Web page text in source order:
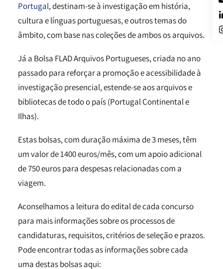
Portugal, destinam-se à investigação em história,
cultura e línguas portuguesas, e outros temas do
âmbito, com base nas coleções de ambos os arquivos.
Já a Bolsa FLAD Arquivos Portugueses, criada no ano
passado para reforçar a promoção e acessibilidade à
investigação presencial, estende-se aos arquivos e
bibliotecas de todo o país (Portugal Continental e
Ilhas).
Estas bolsas, com duração máxima de 3 meses, têm
um valor de 1400 euros/mês, com um apoio adicional
de 750 euros para despesas relacionadas com a
viagem.
Aconselhamos a leitura do edital de cada concurso
para mais informações sobre os processos de
candidaturas, requisitos, critérios de seleção e prazos.
Pode encontrar todas as informações sobre cada
uma destas bolsas aqui: